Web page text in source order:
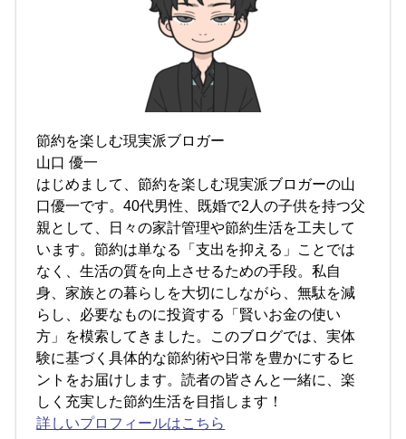
節約を楽しむ現実派ブロガー
山口 優一
はじめまして、節約を楽しむ現実派ブロガーの山
口優一です。40代男性、既婚で2人の子供を持つ父
親として、日々の家計管理や節約生活を工夫して
います。節約は単なる「支出を抑える」ことでは
なく、生活の質を向上させるための手段。私自
身、家族との暮らしを大切にしながら、無駄を減
らし、必要なものに投資する「賢いお金の使い
方」を模索してきました。このブログでは、実体
験に基づく具体的な節約術や日常を豊かにするヒ
ントをお届けします。読者の皆さんと一緒に、楽
しく充実した節約生活を目指します！
詳しいプロフィールはこちら